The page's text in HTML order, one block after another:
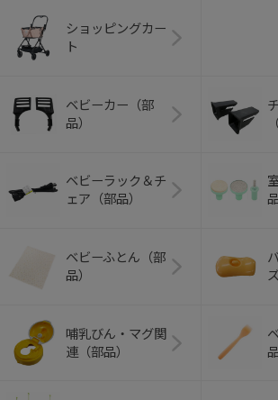
ショッピングカー
ト
ベビーカー（部
品）
ベビーラック＆チ
ェア（部品）
ベビーふとん（部
品）
哺乳びん・マグ関
連（部品）